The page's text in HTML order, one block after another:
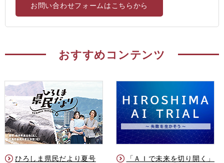
お問い合わせフォームはこちらから
おすすめコンテンツ
ひろしま県民だより夏号 「ＡＩで未来を切り開く」